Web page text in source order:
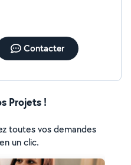
Contacter
Projets !
toutes vos demandes
un clic.